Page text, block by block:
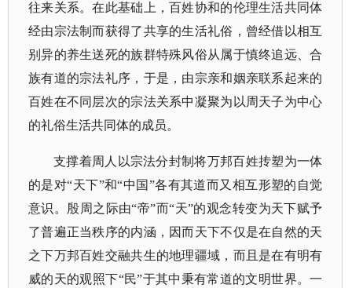
往来关系。在此基础上，百姓协和的伦理生活共同体
经由宗法制而获得了共享的生活礼俗，曾经借以相互
别异的养生送死的族群特殊风俗从属于慎终追远、合
族有道的宗法礼序，于是，由宗亲和姻亲联系起来的
百姓在不同层次的宗法关系中凝聚为以周天子为中心
的礼俗生活共同体的成员。
支撑着周人以宗法分封制将万邦百姓抟塑为一体
的是对“天下”和“中国”各有其道而又相互形塑的自觉
意识。殷周之际由“帝”而“天”的观念转变为天下赋予
了普遍正当秩序的内涵，因而天下不仅是在自然的天
之下万邦百姓交融共生的地理疆域，而且是在有明有
威的天的观照下“民”于其中秉有常道的文明世界。一